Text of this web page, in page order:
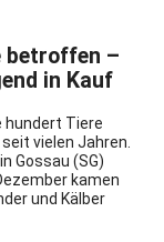
betroffen –
in Kauf
hundert Tiere
vielen Jahren.
Gossau (SG)
kamen
und Kälber